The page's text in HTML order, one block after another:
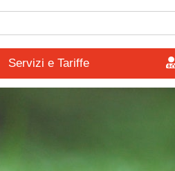
Servizi e Tariffe